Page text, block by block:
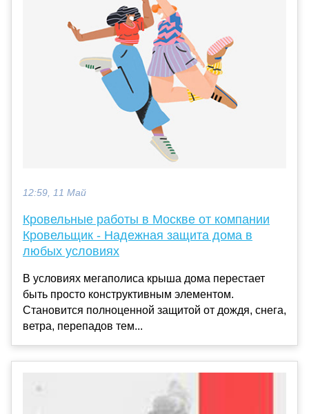
12:59, 11 Май
Кровельные работы в Москве от компании
Кровельщик - Надежная защита дома в
любых условиях
В условиях мегаполиса крыша дома перестает
быть просто конструктивным элементом.
Становится полноценной защитой от дождя, снега,
ветра, перепадов тем...